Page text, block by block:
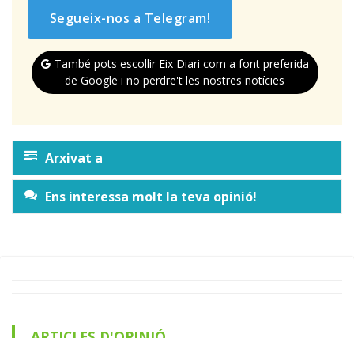
Segueix-nos a Telegram!
També pots escollir Eix Diari com a font preferida
de Google i no perdre't les nostres notícies
Arxivat a
Ens interessa molt la teva opinió!